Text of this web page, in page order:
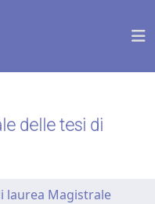
delle tesi di
laurea Magistrale